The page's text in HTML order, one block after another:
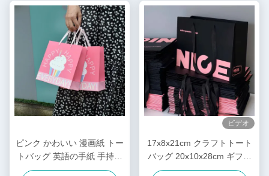
ピンク かわいい 漫画紙 トー
トバッグ 英語の手紙 手持ち
のパンパン包装バッグ
ビデオ
17x8x21cm クラフトトート
バッグ 20x10x28cm ギフト
用包装袋 カスタマイズされ